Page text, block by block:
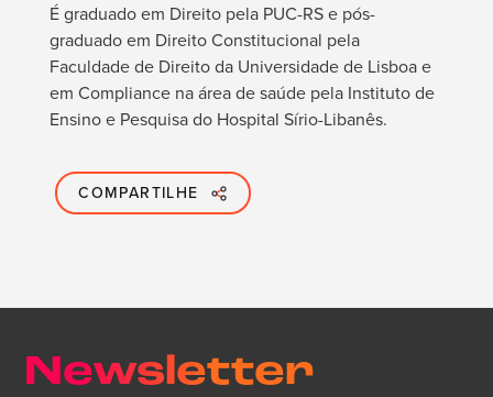
É graduado em Direito pela PUC-RS e pós-
graduado em Direito Constitucional pela
Faculdade de Direito da Universidade de Lisboa e
em Compliance na área de saúde pela Instituto de
Ensino e Pesquisa do Hospital Sírio-Libanês.
COMPARTILHE
Newsletter